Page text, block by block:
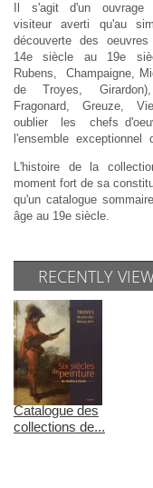
Il s'agit d'un
visiteur averti qu'au
découverte des
14e siècle au 19e
Rubens, Champaigne,
de Troyes,
Fragonard, Greuze,
oublier les chefs
l'ensemble
L'histoire de la
moment fort de sa
qu'un catalogue
âge au 19e siècle.
RECENTLY
Catalogue des
collections de...